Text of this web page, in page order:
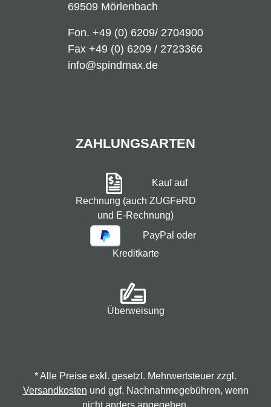
69509 Mörlenbach
Fon. +49 (0) 6209/ 2704900
Fax +49 (0) 6209 / 2723366
info@spindmax.de
ZAHLUNGSARTEN
Kauf auf
Rechnung (auch ZUGFeRD
und E-Rechnung)
PayPal oder
Kreditkarte
Überweisung
* Alle Preise exkl. gesetzl. Mehrwertsteuer zzgl.
Versandkosten und ggf. Nachnahmegebühren, wenn
nicht anders angegeben.